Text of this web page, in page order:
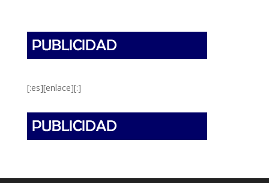
[:es][enlace][:]